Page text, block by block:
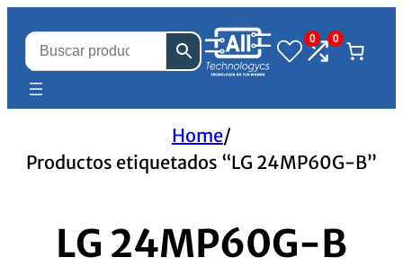
0 0
Home/
Productos etiquetados “LG 24MP60G-B”
LG 24MP60G-B